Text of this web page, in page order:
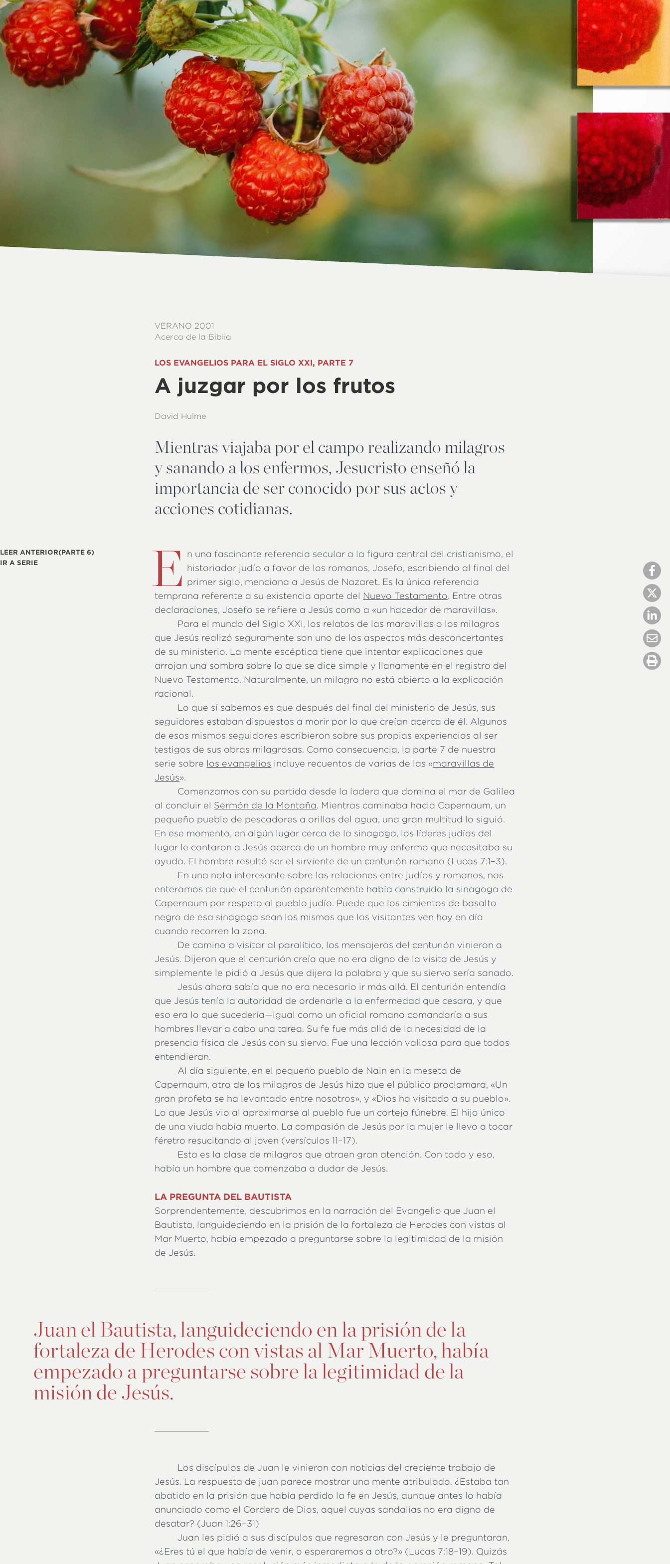
VERANO 2001
Acerca de la Biblia
LOS EVANGELIOS PARA EL SIGLO XXI, PARTE 7
A juzgar por los frutos
David Hulme
Mientras viajaba por el campo realizando milagros
y sanando a los enfermos, Jesucristo enseñó la
importancia de ser conocido por sus actos y
acciones cotidianas.
LEER ANTERIOR(PARTE 6)
IR A SERIE
E n una fascinante referencia secular a la figura central del cristianismo, el
historiador judío a favor de los romanos, Josefo, escribiendo al final del
primer siglo, menciona a Jesús de Nazaret. Es la única referencia
temprana referente a su existencia aparte del Nuevo Testamento. Entre otras
declaraciones, Josefo se refiere a Jesús como a «un hacedor de maravillas».
Para el mundo del Siglo XXI, los relatos de las maravillas o los milagros
que Jesús realizó seguramente son uno de los aspectos más desconcertantes
de su ministerio. La mente escéptica tiene que intentar explicaciones que
arrojan una sombra sobre lo que se dice simple y llanamente en el registro del
Nuevo Testamento. Naturalmente, un milagro no está abierto a la explicación
racional.
Lo que sí sabemos es que después del final del ministerio de Jesús, sus
seguidores estaban dispuestos a morir por lo que creían acerca de él. Algunos
de esos mismos seguidores escribieron sobre sus propias experiencias al ser
testigos de sus obras milagrosas. Como consecuencia, la parte 7 de nuestra
serie sobre los evangelios incluye recuentos de varias de las «maravillas de
Jesús».
Comenzamos con su partida desde la ladera que domina el mar de Galilea
al concluir el Sermón de la Montaña. Mientras caminaba hacia Capernaum, un
pequeño pueblo de pescadores a orillas del agua, una gran multitud lo siguió.
En ese momento, en algún lugar cerca de la sinagoga, los líderes judíos del
lugar le contaron a Jesús acerca de un hombre muy enfermo que necesitaba su
ayuda. El hombre resultó ser el sirviente de un centurión romano (Lucas 7:1–3).
En una nota interesante sobre las relaciones entre judíos y romanos, nos
enteramos de que el centurión aparentemente había construido la sinagoga de
Capernaum por respeto al pueblo judío. Puede que los cimientos de basalto
negro de esa sinagoga sean los mismos que los visitantes ven hoy en día
cuando recorren la zona.
De camino a visitar al paralítico, los mensajeros del centurión vinieron a
Jesús. Dijeron que el centurión creía que no era digno de la visita de Jesús y
simplemente le pidió a Jesús que dijera la palabra y que su siervo sería sanado.
Jesús ahora sabía que no era necesario ir más allá. El centurión entendía
que Jesús tenía la autoridad de ordenarle a la enfermedad que cesara, y que
eso era lo que sucedería—igual como un oficial romano comandaría a sus
hombres llevar a cabo una tarea. Su fe fue más allá de la necesidad de la
presencia física de Jesús con su siervo. Fue una lección valiosa para que todos
entendieran.
Al día siguiente, en el pequeño pueblo de Nain en la meseta de
Capernaum, otro de los milagros de Jesús hizo que el público proclamara, «Un
gran profeta se ha levantado entre nosotros», y «Dios ha visitado a su pueblo».
Lo que Jesús vio al aproximarse al pueblo fue un cortejo fúnebre. El hijo único
de una viuda había muerto. La compasión de Jesús por la mujer le llevo a tocar
féretro resucitando al joven (versículos 11–17).
Esta es la clase de milagros que atraen gran atención. Con todo y eso,
había un hombre que comenzaba a dudar de Jesús.
LA PREGUNTA DEL BAUTISTA
Sorprendentemente, descubrimos en la narración del Evangelio que Juan el
Bautista, languideciendo en la prisión de la fortaleza de Herodes con vistas al
Mar Muerto, había empezado a preguntarse sobre la legitimidad de la misión
de Jesús.
Juan el Bautista, languideciendo en la prisión de la
fortaleza de Herodes con vistas al Mar Muerto, había
empezado a preguntarse sobre la legitimidad de la
misión de Jesús.
Los discípulos de Juan le vinieron con noticias del creciente trabajo de
Jesús. La respuesta de juan parece mostrar una mente atribulada. ¿Estaba tan
abatido en la prisión que había perdido la fe en Jesús, aunque antes lo había
anunciado como el Cordero de Dios, aquel cuyas sandalias no era digno de
desatar? (Juan 1:26–31)
Juan les pidió a sus discípulos que regresaran con Jesús y le preguntaran,
«¿Eres tú el que había de venir, o esperaremos a otro?» (Lucas 7:18–19). Quizás